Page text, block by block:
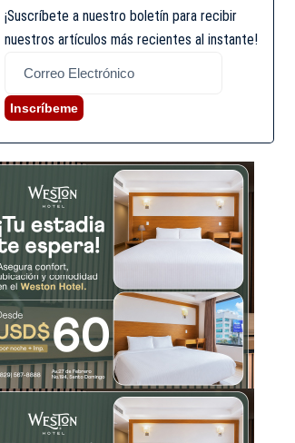
¡Suscríbete a nuestro boletín para recibir
nuestros artículos más recientes al instante!
Inscríbeme